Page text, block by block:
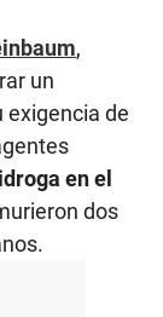
,
un
exigencia de
en el
dos